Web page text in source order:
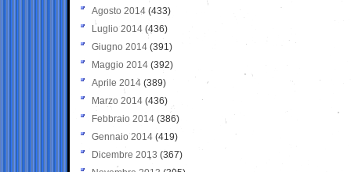
Agosto 2014 (433)
Luglio 2014 (436)
Giugno 2014 (391)
Maggio 2014 (392)
Aprile 2014 (389)
Marzo 2014 (436)
Febbraio 2014 (386)
Gennaio 2014 (419)
Dicembre 2013 (367)